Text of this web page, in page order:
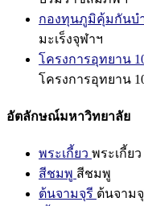
กองทุนภูมิคุ้มกันบ
มะเร็งจุฬาฯ
โครงการอุทยาน
โครงการอุทยาน
อัตลักษณ์มหาวิทยาลัย
พระเกี้ยว พระเกี้ยว
สีชมพู สีชมพู
ต้นจามจุรี ต้นจาม